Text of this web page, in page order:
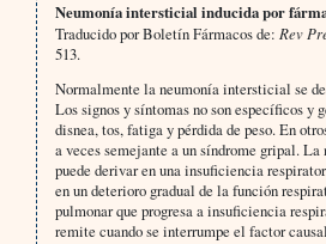
Neumonía intersticial inducida por
Traducido por Boletín Fármacos de: Rev
513.
Normalmente la neumonía intersticial se
Los signos y síntomas no son específicos y
disnea, tos, fatiga y pérdida de peso. En
a veces semejante a un síndrome gripal.
puede derivar en una insuficiencia
en un deterioro gradual de la función
pulmonar que progresa a insuficiencia
remite cuando se interrumpe el factor